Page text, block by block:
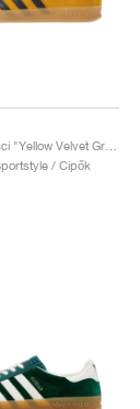
Gazelle x Gucci "Yellow Velvet Green"
/ Cipők